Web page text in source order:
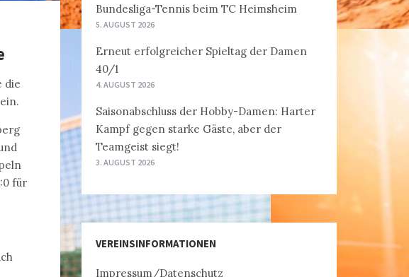
die
für
Bundesliga-Tennis beim TC Heimsheim
5. AUGUST 2026
Erneut erfolgreicher Spieltag der Damen
40/1
4. AUGUST 2026
Saisonabschluss der Hobby-Damen: Harter
Kampf gegen starke Gäste, aber der
Teamgeist siegt!
3. AUGUST 2026
VEREINSINFORMATIONEN
Impressum/Datenschutz